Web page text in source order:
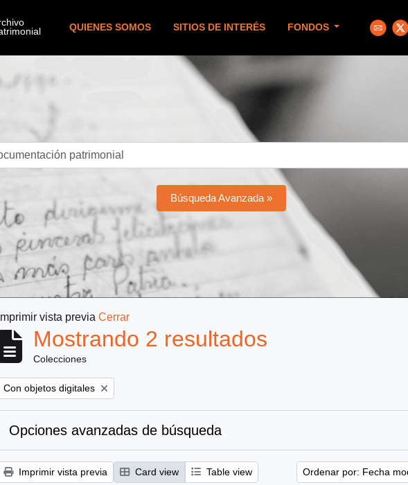
QUIENES SOMOS SITIOS DE INTERÉS FONDOS
Búsqueda Avanzada »
Imprimir vista previa Cerrar
Mostrando 2 resultados
Colecciones
Remove filter:
Con objetos digitales
Opciones avanzadas de búsqueda
Imprimir vista previa Card view Table view Ordenar por: Fecha